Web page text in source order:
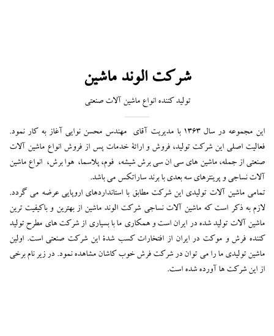
شرکت الوند ماشین
تولید کننده انواع ماشین آلات صنعتی
این مجموعه در سال 1363 با مدیریت آقای مهندس محسن نوایی آغاز به کار نمود.
فعالیت اصلی این شرکت تولید، فروش و ارائۀ خدمات پس از فروش انواع ماشین آلات
صنعتی از جمله، ماشین های سی ان سی برش شیشه، فوم، پلاسما، هوا برش، انواع ماشین
آلات نساجی و پرینترهای سه بعدی با برند ساراتکس می باشد.
تمامی ماشین آلات تولیدی این شرکت مطابق با استانداردهای اروپایی عرضه می گردد.
لازم به ذکر است که ماشین آلات نساجی شرکت الوند ماشین از بهترین و باکیفیت ترین
ماشین آلات تولید شده در ایران است و همکاری ما با بسیاری از شرکت های مطرح تولید
کننده فرش و موکت در ایران از افتخارات کسب شدۀ این شرکت صنعتی است. اولین
ماشین تولیدی ما را می توان در شرکت فرش خوب کاشان مشاهده نمود. در زیر نام برخی
از این شرکت ها آورده شده است.